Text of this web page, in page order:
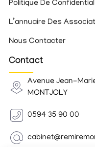
Politique De
L’annuaire Des
Nous Contacter
Contact
Avenue Jean-
MONTJOLY
0594 35 90 00